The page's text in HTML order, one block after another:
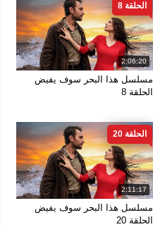
2:06:20
الحلقة 8
مسلسل هذا البحر سوف يفيض
الحلقة 8
2:11:17
الحلقة 20
مسلسل هذا البحر سوف يفيض
الحلقة 20